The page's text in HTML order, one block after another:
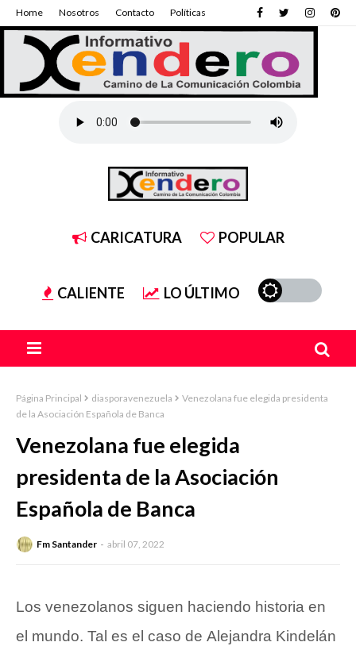
Home Nosotros Contacto Políticas
CARICATURA POPULAR
CALIENTE LO ÚLTIMO
Página Principal diasporavenezuela
Venezolana fue elegida presidenta
de la Asociación Española de Banca
Venezolana fue elegida
presidenta de la Asociación
Española de Banca
Fm Santander abril 07, 2022
Los venezolanos siguen haciendo historia en
el mundo. Tal es el caso de Alejandra Kindelán